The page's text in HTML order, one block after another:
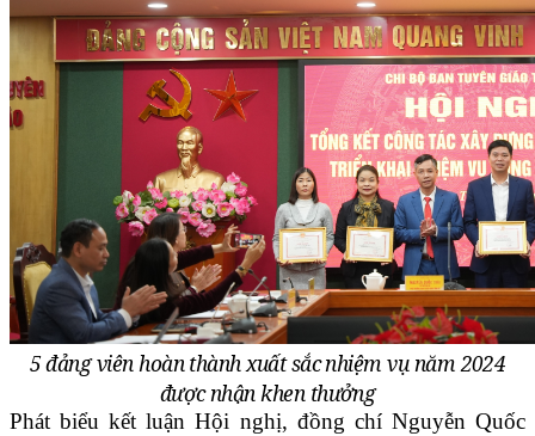
5 đảng viên hoàn thành xuất sắc nhiệm vụ năm 2024
được nhận khen thưởng
Phát biểu kết luận Hội nghị, đồng chí Nguyễn Quốc